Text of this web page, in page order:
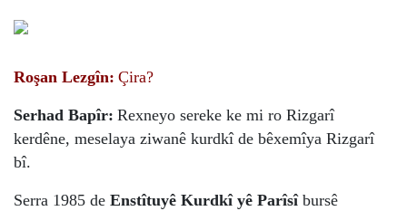
Roşan Lezgîn: Çira?
Serhad Bapîr: Rexneyo sereke ke mi ro Rizgarî
kerdêne, meselaya ziwanê kurdkî de bêxemîya Rizgarî
bî.
Serra 1985 de Enstîtuyê Kurdkî yê Parîsîbursê